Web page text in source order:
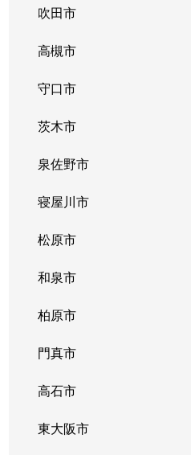
吹田市
高槻市
守口市
茨木市
泉佐野市
寝屋川市
松原市
和泉市
柏原市
門真市
高石市
東大阪市